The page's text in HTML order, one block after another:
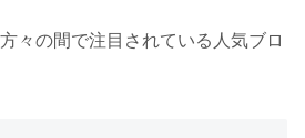
々の間で注目されている人気ブロ